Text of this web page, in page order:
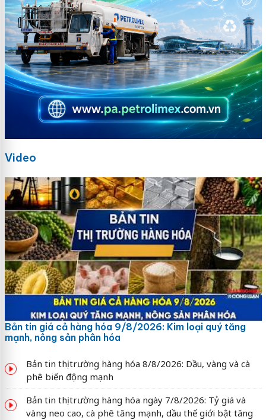
Video
Bản tin giá cả hàng hóa 9/8/2026: Kim loại quý tăng
mạnh, nông sản phân hóa
Bản tin thị trường hàng hóa 8/8/2026: Dầu, vàng và cà
phê biến động mạnh
Bản tin thị trường hàng hóa ngày 7/8/2026: Tỷ giá và
vàng neo cao, cà phê tăng mạnh, dầu thế giới bật tăng